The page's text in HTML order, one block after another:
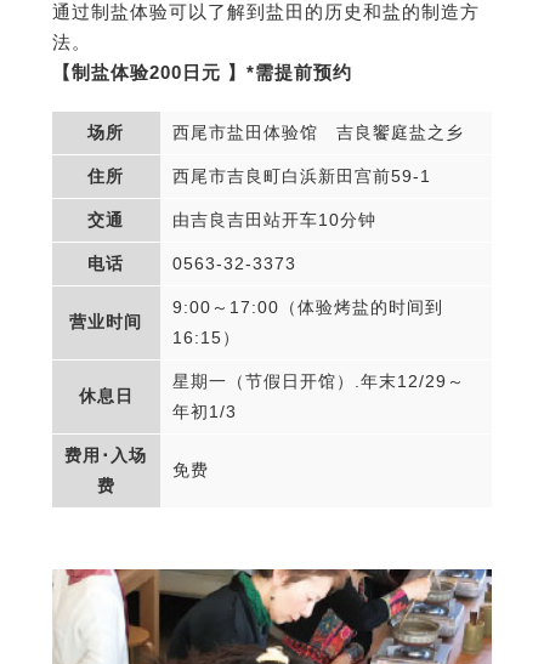
通过制盐体验可以了解到盐田的历史和盐的制造方
法。
【制盐体验200日元 】*需提前预约
场所 西尾市盐田体验馆 吉良饗庭盐之乡
住所 西尾市吉良町白浜新田宫前59-1
交通 由吉良吉田站开车10分钟
电话 0563-32-3373
营业时间
9:00～17:00（体验烤盐的时间到
16:15）
休息日
星期一（节假日开馆）.年末12/29～
年初1/3
费用･入场
费
免费